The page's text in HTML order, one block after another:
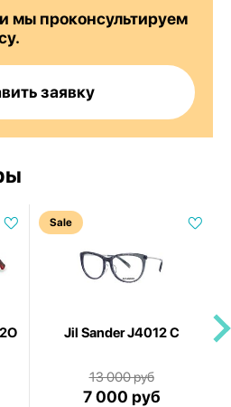
мы проконсультируем
заявку
Sale
Jil Sander J4012 C
13 000 руб
7 000 руб